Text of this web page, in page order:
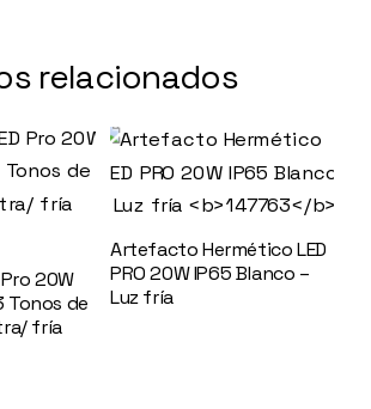
relacionados
20W
Tonos de
fría
Artefacto Hermético LED
PRO 20W IP65 Blanco –
Luz fría